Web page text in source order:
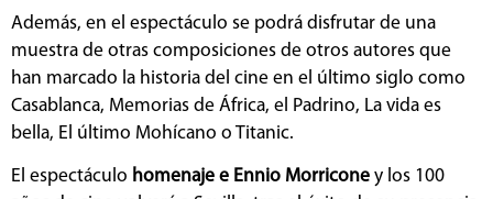
Además, en el espectáculo se podrá disfrutar de una
muestra de otras composiciones de otros autores que
han marcado la historia del cine en el último siglo como
Casablanca, Memorias de África, el Padrino, La vida es
bella, El último Mohícano o Titanic.
El espectáculo homenaje e Ennio Morricone y los 100